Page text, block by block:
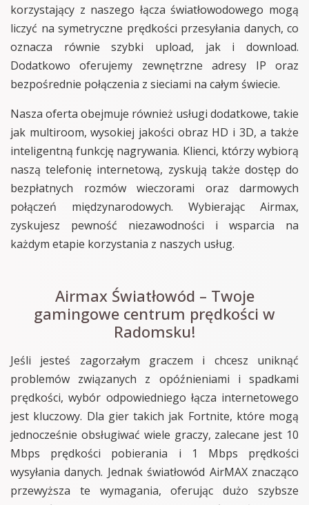
korzystający z naszego łącza światłowodowego mogą
liczyć na symetryczne prędkości przesyłania danych, co
oznacza równie szybki upload, jak i download.
Dodatkowo oferujemy zewnętrzne adresy IP oraz
bezpośrednie połączenia z sieciami na całym świecie.
Nasza oferta obejmuje również usługi dodatkowe, takie
jak multiroom, wysokiej jakości obraz HD i 3D, a także
inteligentną funkcję nagrywania. Klienci, którzy wybiorą
naszą telefonię internetową, zyskują także dostęp do
bezpłatnych rozmów wieczorami oraz darmowych
połączeń międzynarodowych. Wybierając Airmax,
zyskujesz pewność niezawodności i wsparcia na
każdym etapie korzystania z naszych usług.
Airmax Światłowód – Twoje
gamingowe centrum prędkości w
Radomsku!
Jeśli jesteś zagorzałym graczem i chcesz uniknąć
problemów związanych z opóźnieniami i spadkami
prędkości, wybór odpowiedniego łącza internetowego
jest kluczowy. Dla gier takich jak Fortnite, które mogą
jednocześnie obsługiwać wiele graczy, zalecane jest 10
Mbps prędkości pobierania i 1 Mbps prędkości
wysyłania danych. Jednak światłowód AirMAX znacząco
przewyższa te wymagania, oferując dużo szybsze